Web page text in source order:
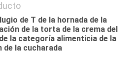
de T de la hornada de la
de la torta de la crema del
la categoría alimenticia de la
de la cucharada